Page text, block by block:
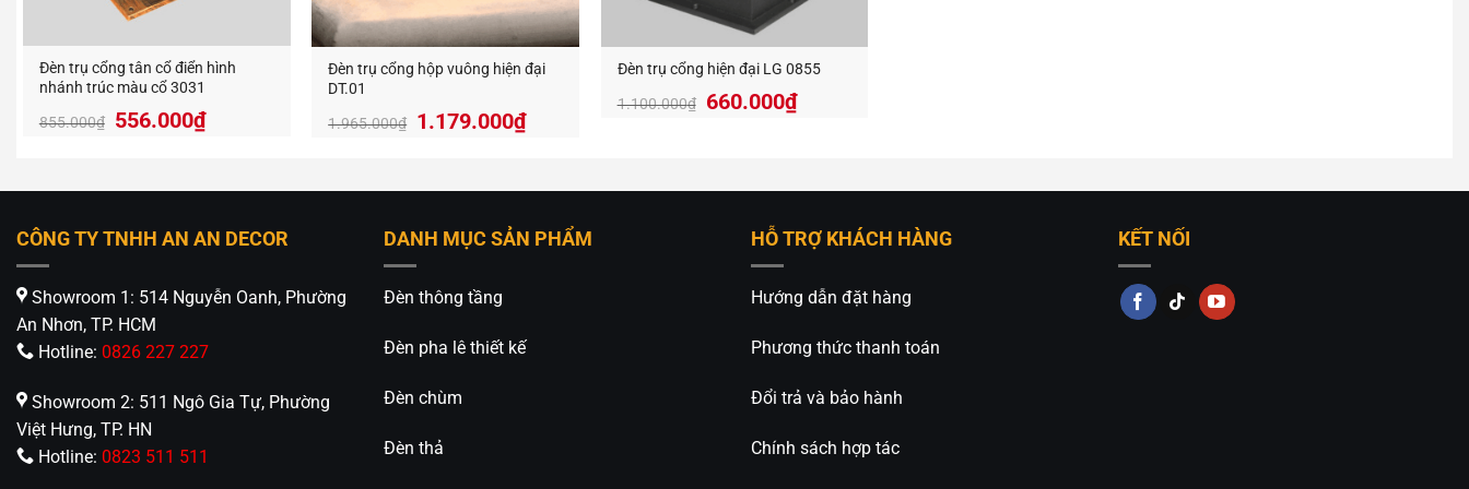
Đèn trụ cổng tân cổ điển hình
nhánh trúc màu cổ 3031
855.000₫ 556.000₫
Đèn trụ cổng hộp vuông hiện đại
DT.01
1.965.000₫ 1.179.000₫
Đèn trụ cổng hiện đại LG 0855
1.100.000₫
Giá
660.000₫Giá
hiện
660.000₫.
CÔNG TY TNHH AN AN DECOR
Showroom 1: 514 Nguyễn Oanh, Phường
An Nhơn, TP. HCM
Hotline: 0826 227 227
Showroom 2: 511 Ngô Gia Tự, Phường
Việt Hưng, TP. HN
Hotline: 0823 511 511
DANH MỤC SẢN PHẨM
Đèn thông tầng
Đèn pha lê thiết kế
Đèn chùm
Đèn thả
HỖ TRỢ KHÁCH HÀNG
Hướng dẫn đặt hàng
Phương thức thanh toán
Đổi trả và bảo hành
Chính sách hợp tác
KẾT NỐI